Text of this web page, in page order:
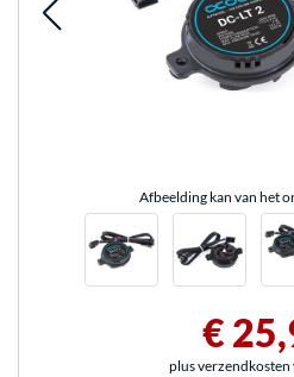
Afbeelding kan van het
€
plus verzendkosten